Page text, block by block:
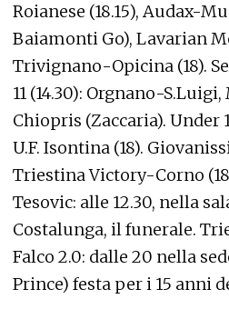
Roianese (18.15), Audax-
Baiamonti Go), Lavarian
Trivignano-Opicina (18).
11 (14.30): Orgnano-
Chiopris (Zaccaria). Under
U.F. Isontina (18).
Triestina Victory-Corno
Tesovic: alle 12.30, nella
Costalunga, il funerale.
Falco 2.0: dalle 20 nella
Prince) festa per i 15 anni